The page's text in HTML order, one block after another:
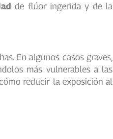
de flúor ingerida y de la
En algunos casos graves,
más vulnerables a las
reducir la exposición al